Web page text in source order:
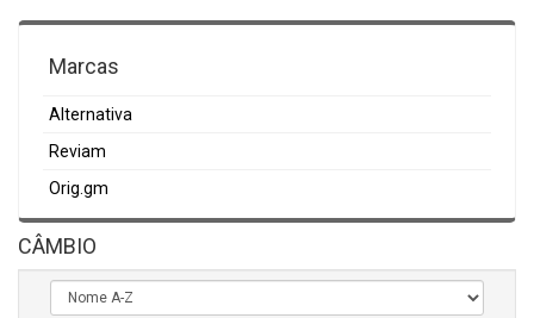
Marcas
Alternativa
Reviam
Orig.gm
CÂMBIO